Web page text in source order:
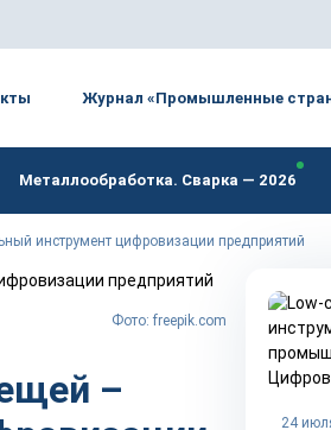
Журнал «Промышленные
Металлообработка. Сварка — 2026
инструмент цифровизации предприятий
Фото: freepik.com
–
24